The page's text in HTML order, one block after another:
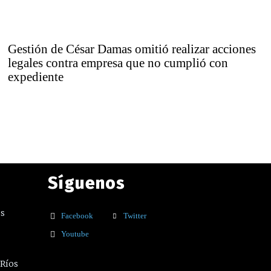
Gestión de César Damas omitió realizar acciones
legales contra empresa que no cumplió con
expediente
Síguenos
Facebook
Twitter
Youtube